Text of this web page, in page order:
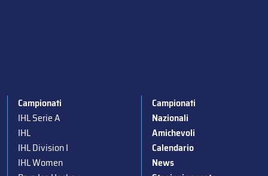
Campionati
IHL Serie A
IHL
IHL Division I
IHL Women
Campionati
Nazionali
Amichevoli
Calendario
News